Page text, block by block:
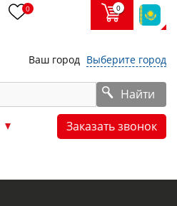
0 0
Ваш город Выберите город
Найти
Заказать звонок